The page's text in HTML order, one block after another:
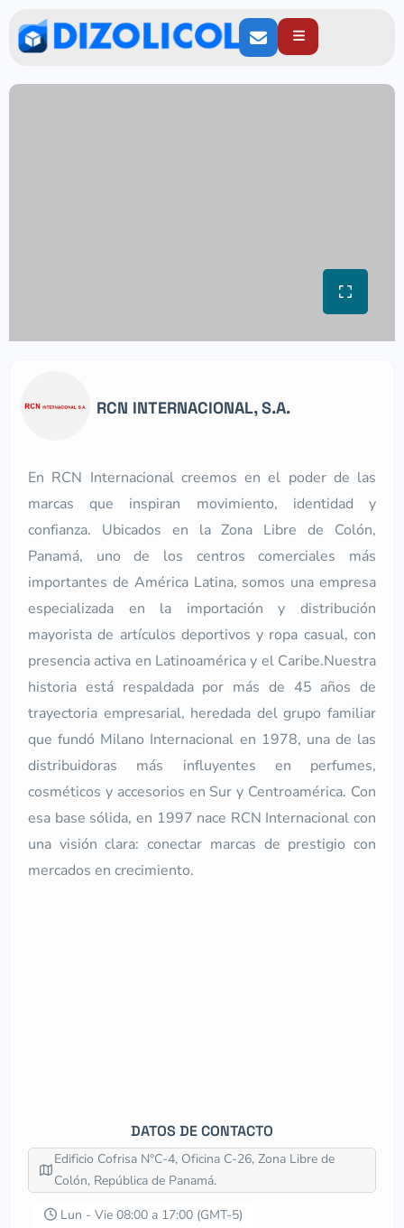
RCN INTERNACIONAL, S.A.
En RCN Internacional creemos en el poder de las
marcas que inspiran movimiento, identidad y
confianza. Ubicados en la Zona Libre de Colón,
Panamá, uno de los centros comerciales más
importantes de América Latina, somos una empresa
especializada en la importación y distribución
mayorista de artículos deportivos y ropa casual, con
presencia activa en Latinoamérica y el Caribe.Nuestra
historia está respaldada por más de 45 años de
trayectoria empresarial, heredada del grupo familiar
que fundó Milano Internacional en 1978, una de las
distribuidoras más influyentes en perfumes,
cosméticos y accesorios en Sur y Centroamérica. Con
esa base sólida, en 1997 nace RCN Internacional con
una visión clara: conectar marcas de prestigio con
mercados en crecimiento.
DATOS DE CONTACTO
Edificio Cofrisa N°C-4, Oficina C-26, Zona Libre de
Colón, República de Panamá.
Lun - Vie 08:00 a 17:00 (GMT-5)